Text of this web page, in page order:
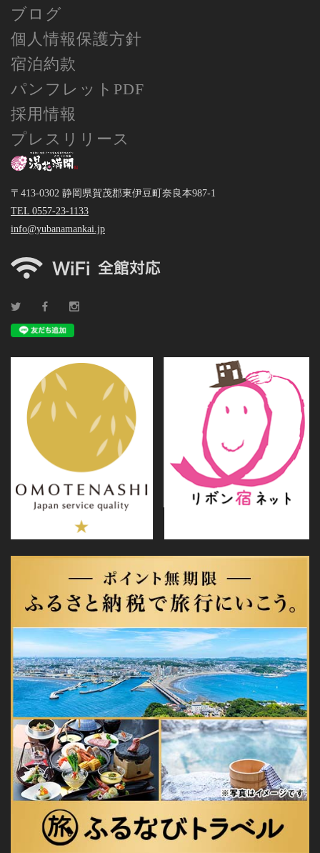
ブログ
個人情報保護方針
宿泊約款
パンフレットPDF
採用情報
プレスリリース
〒413-0302 静岡県賀茂郡東伊豆町奈良本987-1
TEL 0557-23-1133
info@yubanamankai.jp